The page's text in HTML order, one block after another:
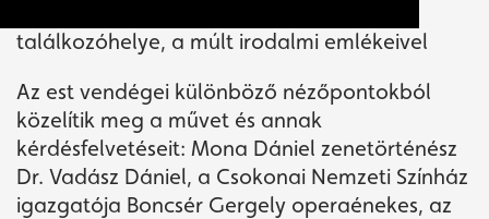
találkozóhelye, a múlt irodalmi emlékeivel
Az est vendégei különböző nézőpontokból
közelítik meg a művet és annak
kérdésfelvetéseit: Mona Dániel zenetörténész
Dr. Vadász Dániel, a Csokonai Nemzeti Színház
igazgatója Boncsér Gergely operaénekes, az